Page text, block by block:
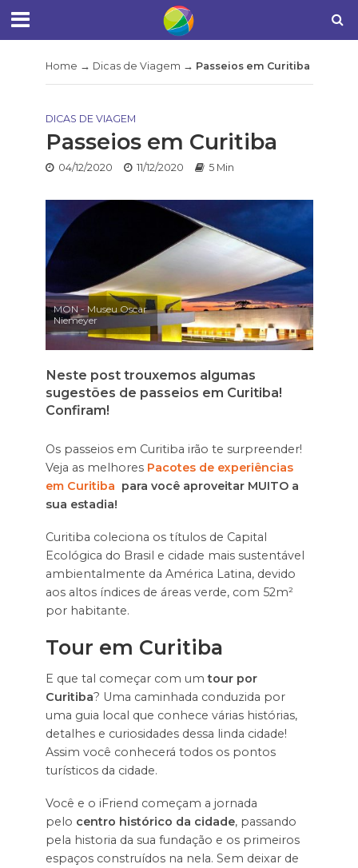
Home → Dicas de Viagem → Passeios em Curitiba
DICAS DE VIAGEM
Passeios em Curitiba
04/12/2020 11/12/2020 5 Min
MON - Museu Oscar
Niemeyer
Neste post trouxemos algumas
sugestões de passeios em Curitiba!
Confiram!
Os passeios em Curitiba irão te surpreender!
Veja as melhores Pacotes de experiências
em Curitiba para você aproveitar MUITO a
sua estadia!
Curitiba coleciona os títulos de Capital
Ecológica do Brasil e cidade mais sustentável
ambientalmente da América Latina, devido
aos altos índices de áreas verde, com 52m²
por habitante.
Tour em Curitiba
E que tal começar com umtour por
Curitiba? Uma caminhada conduzida por
uma guia local que conhece várias histórias,
detalhes e curiosidades dessa linda cidade!
Assim você conhecerá todos os pontos
turísticos da cidade.
Você e o iFriend começam a jornada
pelo centro histórico da cidade, passando
pela historia da sua fundação e os primeiros
espaços construídos na nela. Sem deixar de